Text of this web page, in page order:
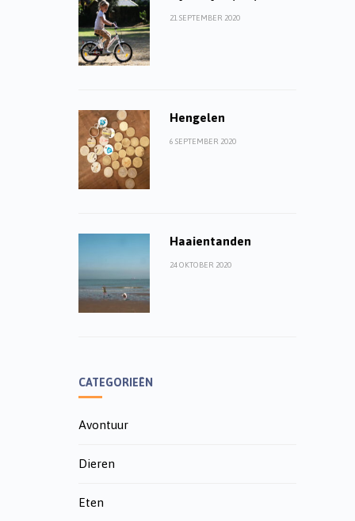
21 SEPTEMBER 2020
Hengelen
6 SEPTEMBER 2020
Haaientanden
24 OKTOBER 2020
CATEGORIEËN
Avontuur
Dieren
Eten